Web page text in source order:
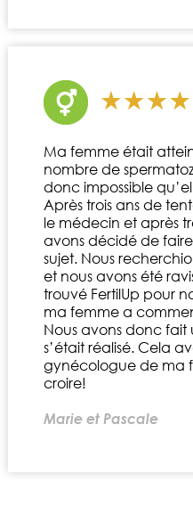
Ma femme était
nombre de
donc impossible
Après trois ans de
le médecin et après
avons décidé de
sujet. Nous
et nous avons été
trouvé FertilUp pour
ma femme a
Nous avons donc fait
s’était réalisé. Cela
gynécologue de ma
croire!
Marie et Pascale